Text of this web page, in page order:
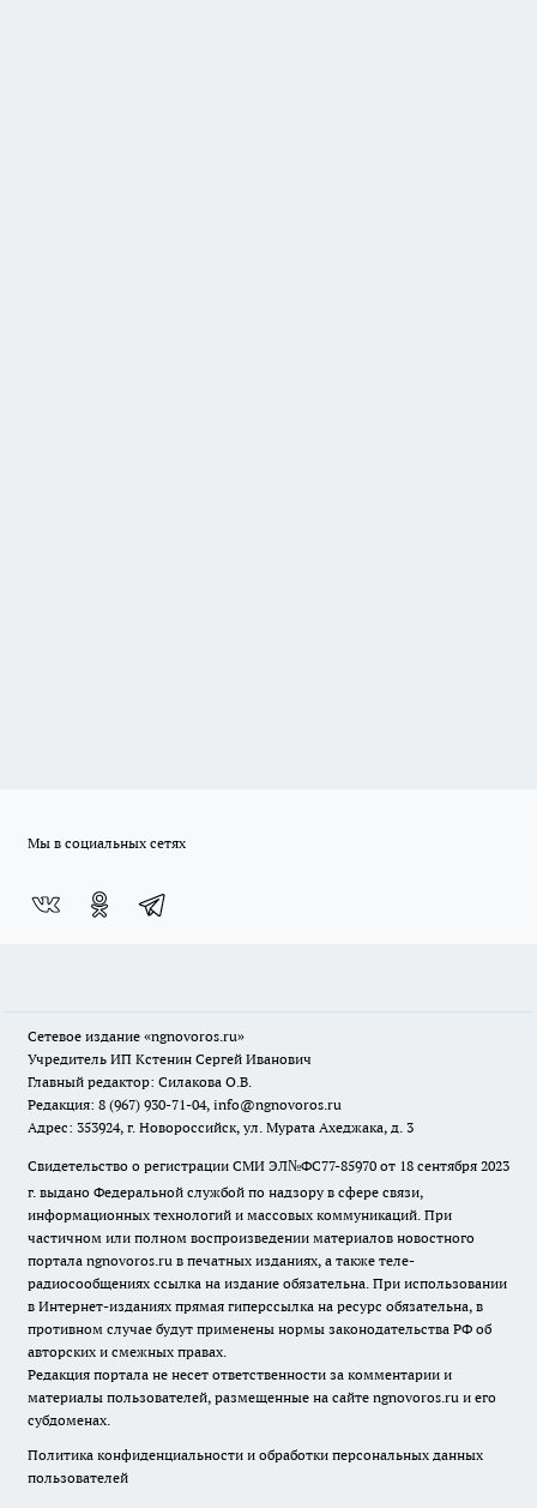
Мы в социальных сетях
Сетевое издание «ngnovoros.ru»
Учредитель ИП Кстенин Сергей Иванович
Главный редактор: Силакова О.В.
Редакция: 8 (967) 930-71-04, info@ngnovoros.ru
Адрес: 353924, г. Новороссийск, ул. Мурата Ахеджака, д. 3
Свидетельство о регистрации СМИ ЭЛ№ФС77-85970 от 18 сентября 2023
г. выдано Федеральной службой по надзору в сфере связи,
информационных технологий и массовых коммуникаций. При
частичном или полном воспроизведении материалов новостного
портала ngnovoros.ru в печатных изданиях, а также теле-
радиосообщениях ссылка на издание обязательна. При использовании
в Интернет-изданиях прямая гиперссылка на ресурс обязательна, в
противном случае будут применены нормы законодательства РФ об
авторских и смежных правах.
Редакция портала не несет ответственности за комментарии и
материалы пользователей, размещенные на сайте ngnovoros.ru и его
субдоменах.
Политика конфиденциальности и обработки персональных данных
пользователей